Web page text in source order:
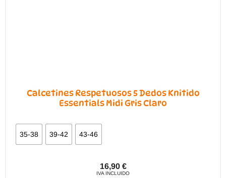
Calcetines Respetuosos 5 Dedos Knitido
Essentials Midi Gris Claro
35-38 39-42 43-46
16,90 €
IVA INCLUIDO